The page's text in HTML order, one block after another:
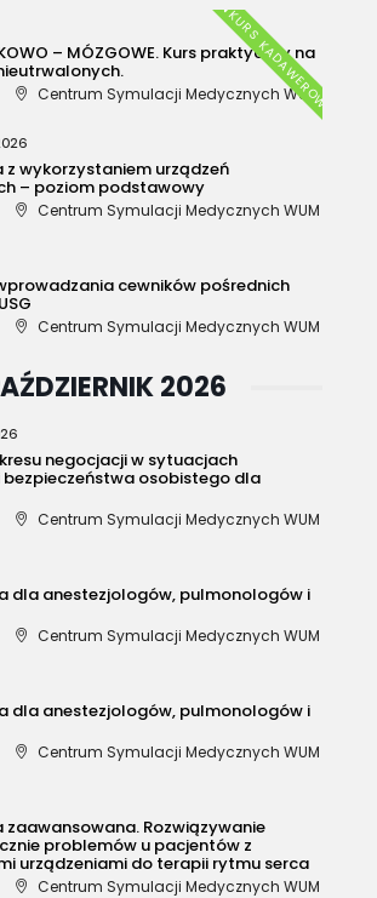
KURS KADAWEROWY
– MÓZGOWE. Kurs praktyczny na
Centrum Symulacji Medycznych WUM
z wykorzystaniem urządzeń
– poziom podstawowy
Centrum Symulacji Medycznych WUM
cewników pośrednich
Centrum Symulacji Medycznych WUM
2026
negocjacji w sytuacjach
bezpieczeństwa osobistego dla
Centrum Symulacji Medycznych WUM
dla anestezjologów, pulmonologów i
Centrum Symulacji Medycznych WUM
dla anestezjologów, pulmonologów i
Centrum Symulacji Medycznych WUM
Rozwiązywanie
problemów u pacjentów z
urządzeniami do terapii rytmu serca
Centrum Symulacji Medycznych WUM